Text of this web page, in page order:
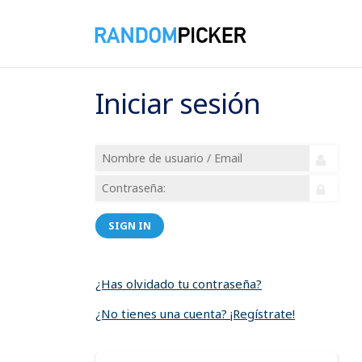
Iniciar sesión
SIGN IN
¿Has olvidado tu contraseña?
¿No tienes una cuenta? ¡Regístrate!